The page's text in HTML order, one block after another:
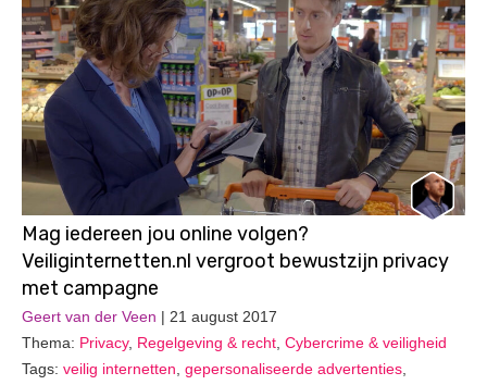
Mag iedereen jou online volgen?
Veiliginternetten.nl vergroot bewustzijn privacy
met campagne
Geert van der Veen | 21 august 2017
Thema: Privacy, Regelgeving & recht, Cybercrime & veiligheid
Tags: veilig internetten, gepersonaliseerde advertenties,